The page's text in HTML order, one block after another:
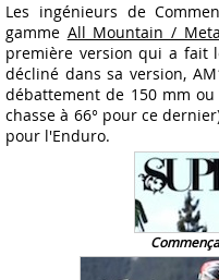
Les ingénieurs de
gamme All Mountain / Meta
première version qui a fait
décliné dans sa version,
débattement de 150 mm
chasse à 66° pour ce
pour l'Enduro.